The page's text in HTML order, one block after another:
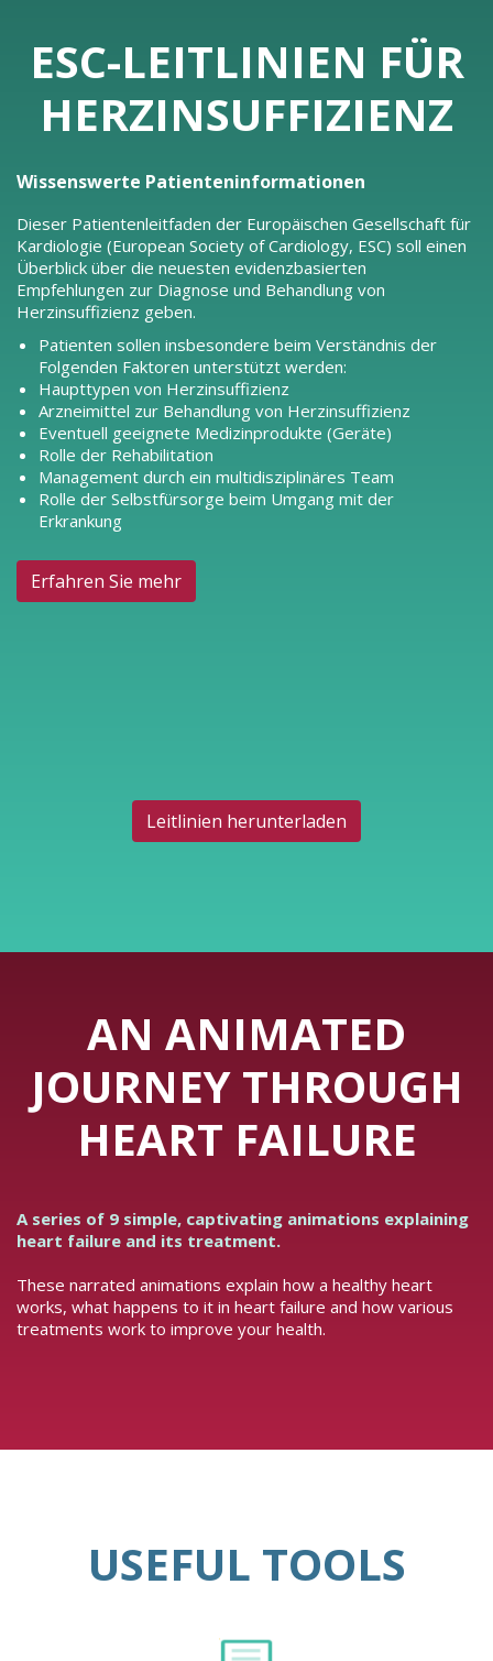
ESC-LEITLINIEN FÜR
HERZINSUFFIZIENZ
Wissenswerte Patienteninformationen
Dieser Patientenleitfaden der Europäischen Gesellschaft für
Kardiologie (European Society of Cardiology, ESC) soll einen
Überblick über die neuesten evidenzbasierten
Empfehlungen zur Diagnose und Behandlung von
Herzinsuffizienz geben.
Patienten sollen insbesondere beim Verständnis der
Folgenden Faktoren unterstützt werden:
Haupttypen von Herzinsuffizienz
Arzneimittel zur Behandlung von Herzinsuffizienz
Eventuell geeignete Medizinprodukte (Geräte)
Rolle der Rehabilitation
Management durch ein multidisziplinäres Team
Rolle der Selbstfürsorge beim Umgang mit der
Erkrankung
Erfahren Sie mehr
Leitlinien herunterladen
AN ANIMATED
JOURNEY THROUGH
HEART FAILURE
A series of 9 simple, captivating animations explaining
heart failure and its treatment.
These narrated animations explain how a healthy heart
works, what happens to it in heart failure and how various
treatments work to improve your health.
USEFUL TOOLS